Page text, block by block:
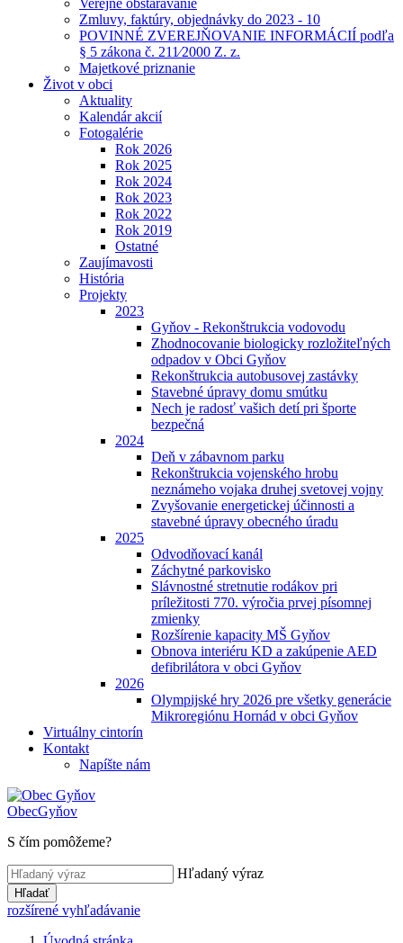
Verejné obstarávanie
Zmluvy, faktúry, objednávky do 2023 - 10
POVINNÉ ZVEREJŇOVANIE INFORMÁCIÍ podľa
§ 5 zákona č. 211⁄2000 Z. z.
Majetkové priznanie
Život v obci
Aktuality
Kalendár akcií
Fotogalérie
Rok 2026
Rok 2025
Rok 2024
Rok 2023
Rok 2022
Rok 2019
Ostatné
Zaujímavosti
História
Projekty
2023
Gyňov - Rekonštrukcia vodovodu
Zhodnocovanie biologicky rozložiteľných
odpadov v Obci Gyňov
Rekonštrukcia autobusovej zastávky
Stavebné úpravy domu smútku
Nech je radosť vašich detí pri športe
bezpečná
2024
Deň v zábavnom parku
Rekonštrukcia vojenského hrobu
neznámeho vojaka druhej svetovej vojny
Zvyšovanie energetickej účinnosti a
stavebné úpravy obecného úradu
2025
Odvodňovací kanál
Záchytné parkovisko
Slávnostné stretnutie rodákov pri
príležitosti 770. výročia prvej písomnej
zmienky
Rozšírenie kapacity MŠ Gyňov
Obnova interiéru KD a zakúpenie AED
defibrilátora v obci Gyňov
2026
Olympijské hry 2026 pre všetky generácie
Mikroregiónu Hornád v obci Gyňov
Virtuálny cintorín
Kontakt
Napíšte nám
ObecGyňov
S čím pomôžeme?
Hľadaný výraz
Hľadať
rozšírené vyhľadávanie